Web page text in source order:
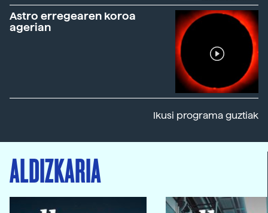
Astro erregearen koroa
agerian
Ikusi programa guztiak
ALDIZKARIA